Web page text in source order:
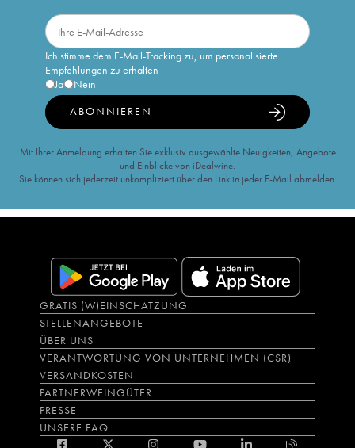
Ich stimme dem E-Mail-Tracking zu, um personalisierte
Empfehlungen zu erhalten
Ja
Nein
ABONNIEREN
Mit Ihrer Anmeldung erhalten Sie exklusiv ausgewählte Neuigkeiten, Angebote
und Einblicke von iDealwine.
Sie können sich jederzeit unkompliziert über den Link in jeder E-Mail abmelden.
GRATIS (W)EINSCHÄTZUNG
STELLENANGEBOTE
ÜBER UNS
VERANTWORTUNG VON UNTERNEHMEN (CSR)
VERSANDKOSTEN
PARTNERWEINGÜTER
PRESSE
UNSERE FAQ